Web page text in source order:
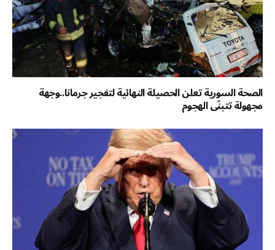
الصحة السورية تعلن الحصيلة النهائية لتفجير جرمانا..وجهة
مجهولة تتبنّى الهجوم